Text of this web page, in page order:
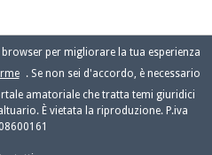
per migliorare la tua esperienza
. Se non sei d'accordo, è necessario
amatoriale che tratta temi giuridici
È vietata la riproduzione. P.iva